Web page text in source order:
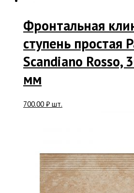
Фронтальная
ступень простая
Scandiano Rosso,
мм
700.00 ₽ шт.